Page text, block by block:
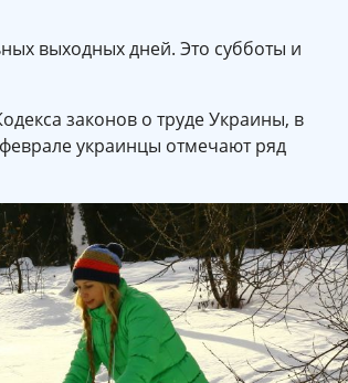
выходных дней. Это субботы и
законов о труде Украины, в
украинцы отмечают ряд